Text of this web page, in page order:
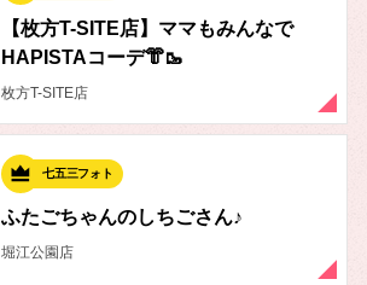
【枚方T-SITE店】ママもみんなで
HAPISTAコーデ👘🥾
枚方T-SITE店
七五三フォト
ふたごちゃんのしちごさん♪
堀江公園店